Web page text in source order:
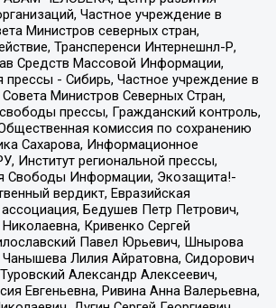
Частное учреждение в
Министров северных стран,
Трансперенси Интернешнл-Р,
Средств Массовой Информации,
прессы - Сибирь, Частное учреждение в
Министров Северных Стран,
прессы, Гражданский контроль,
комиссия по сохранению
Сахарова, Информационное
Институт региональной прессы,
Свободы Информации, Экозащита!-
вердикт, Евразийская
Бедушев Петр Петрович,
Кривенко Сергей
Павел Юрьевич, Шнырова
Лилия Айратовна, Сидорович
Александр Алексеевич,
Евгеньевна, Ривина Анна Валерьевна,